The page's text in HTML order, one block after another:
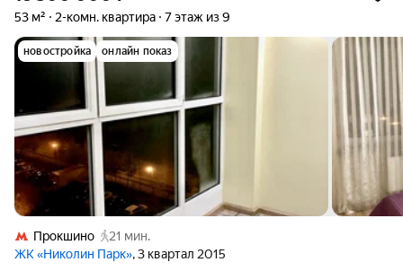
53 м² 2-комн. квартира 7 этаж из 9
новостройка онлайн показ
Прокшино
21 мин.
ЖК «Николин Парк», 3 квартал 2015